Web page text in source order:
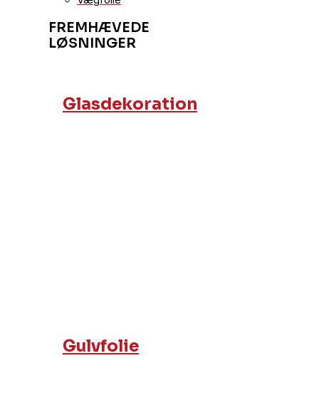
FREMHÆVEDE
LØSNINGER
Glasdekoration
Gulvfolie